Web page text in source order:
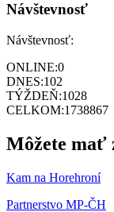
Návštevnosť
Návštevnosť:
ONLINE:0
DNES:102
TÝŽDEŇ:1028
CELKOM:1738867
Môžete mať
Kam na Horehroní
Partnerstvo MP-ČH